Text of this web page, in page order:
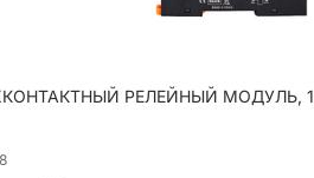
РЕЛЕЙНЫЙ МОДУЛЬ,
8